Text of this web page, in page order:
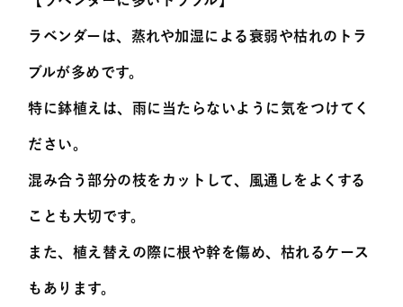
ラベンダーは、蒸れや加湿による衰弱や枯れのトラ
ブルが多めです。
特に鉢植えは、雨に当たらないように気をつけてく
ださい。
混み合う部分の枝をカットして、風通しをよくする
ことも大切です。
また、植え替えの際に根や幹を傷め、枯れるケース
もあります。